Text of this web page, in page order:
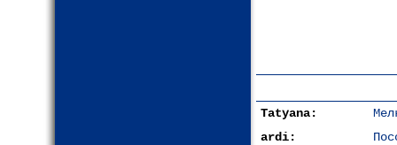
Tatyana:
ardi: